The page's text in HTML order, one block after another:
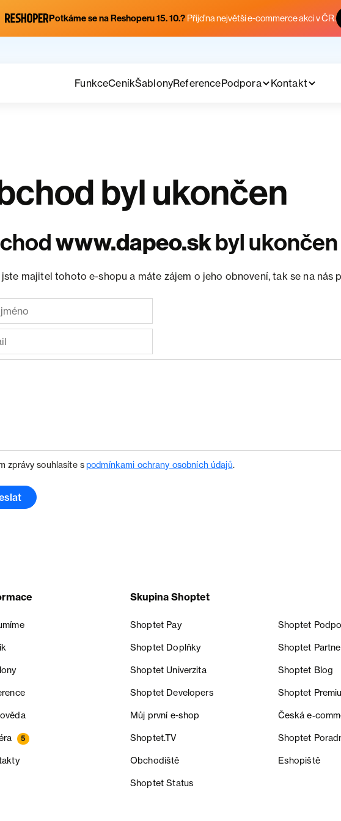
Potkáme se na Reshoperu 15. 10.? Přijď na největší e-commerce akci v ČR.
FunkceCeníkŠablonyReferencePodpora Kontakt
byl ukončen
www.dapeo.skbyl ukončen
majitel tohoto e-shopu a máte zájem o jeho obnovení, tak se na nás
zprávy souhlasíte spodmínkami ochrany osobních údajů.
5
Skupina Shoptet
Shoptet Pay Shoptet
Shoptet Doplňky Shoptet
Shoptet Univerzita Shoptet Blog
Shoptet Developers Shoptet
Můj první e-shop Česká
Shoptet.TV Shoptet
Obchodiště Eshopiště
Shoptet Status